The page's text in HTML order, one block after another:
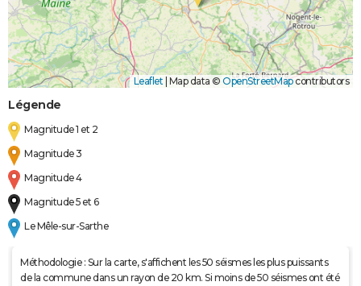
Leaflet Map data © OpenStreetMapcontributors
Légende
Magnitude 1 et 2
Magnitude 3
Magnitude 4
Magnitude 5 et 6
Le Mêle-sur-Sarthe
Méthodologie : Sur la carte, s'affichent les 50 séismes les plus puissants
de la commune dans un rayon de 20 km. Si moins de 50 séismes ont été